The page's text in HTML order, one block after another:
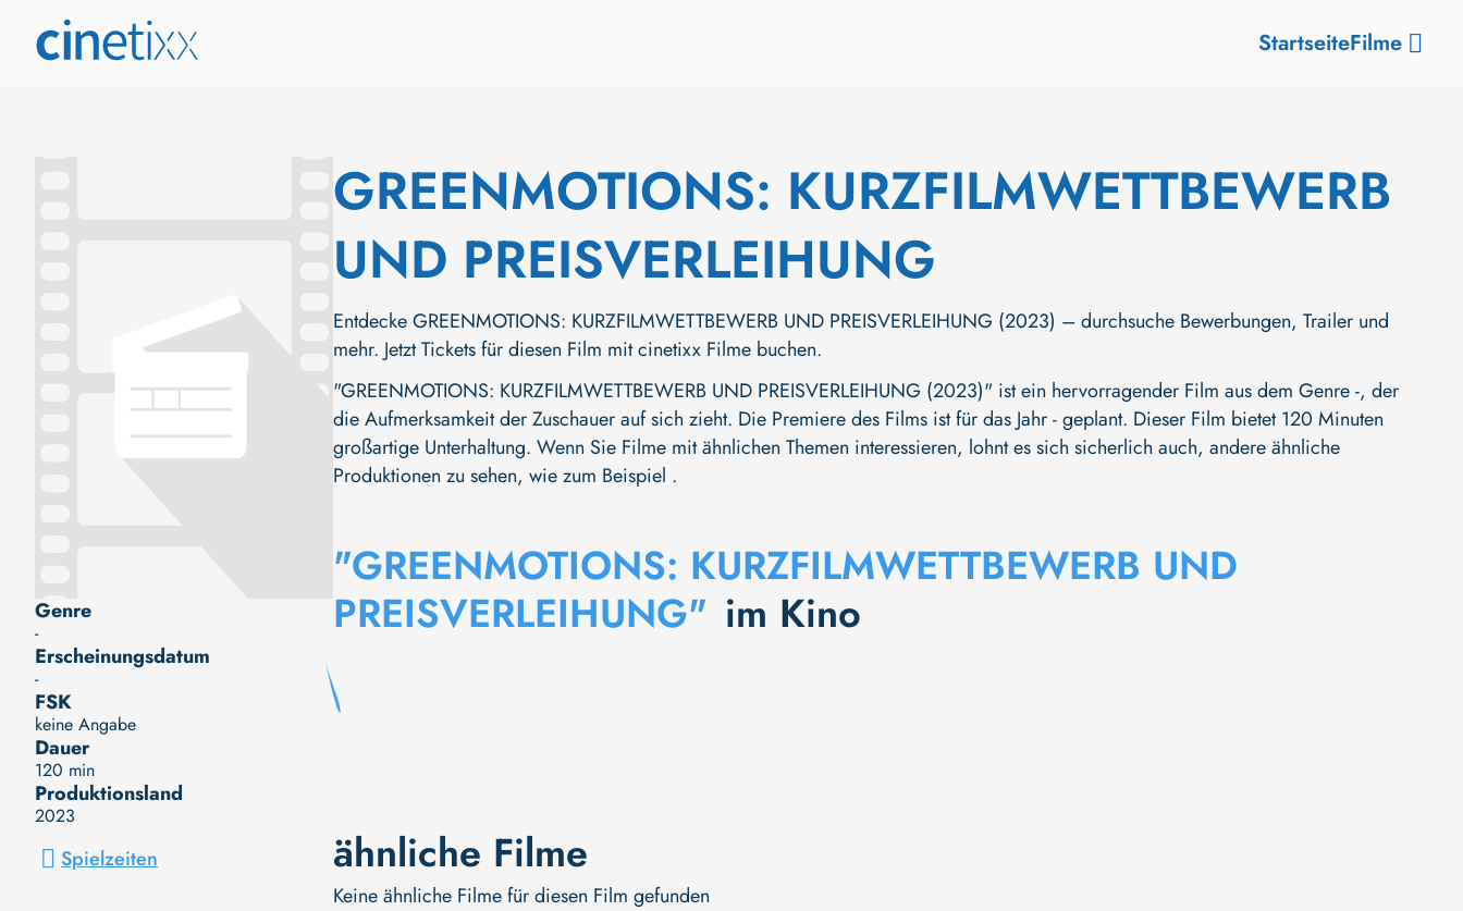
StartseiteFilme
Genre
-
Erscheinungsdatum
-
FSK
keine Angabe
Dauer
120 min
Produktionsland
2023
Spielzeiten
GREENMOTIONS: KURZFILMWETTBEWERB
UND PREISVERLEIHUNG
Entdecke GREENMOTIONS: KURZFILMWETTBEWERB UND PREISVERLEIHUNG (2023) – durchsuche Bewerbungen, Trailer und
mehr. Jetzt Tickets für diesen Film mit cinetixx Filme buchen.
"GREENMOTIONS: KURZFILMWETTBEWERB UND PREISVERLEIHUNG (2023)" ist ein hervorragender Film aus dem Genre -, der
die Aufmerksamkeit der Zuschauer auf sich zieht. Die Premiere des Films ist für das Jahr - geplant. Dieser Film bietet 120 Minuten
großartige Unterhaltung. Wenn Sie Filme mit ähnlichen Themen interessieren, lohnt es sich sicherlich auch, andere ähnliche
Produktionen zu sehen, wie zum Beispiel .
"GREENMOTIONS: KURZFILMWETTBEWERB UND
PREISVERLEIHUNG" im Kino
ähnliche Filme
Keine ähnliche Filme für diesen Film gefunden